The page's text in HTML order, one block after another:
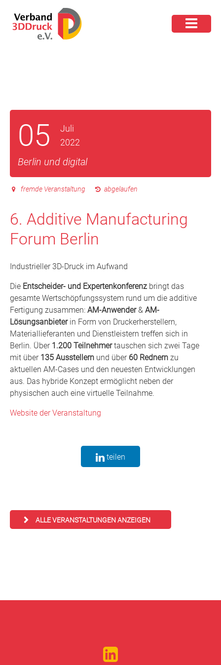
05
Juli
2022
Berlin und digital
fremde Veranstaltung abgelaufen
6. Additive Manufacturing
Forum Berlin
Industrieller 3D-Druck im Aufwand
Die Entscheider- und Expertenkonferenz bringt das
gesamte Wertschöpfungssystem rund um die additive
Fertigung zusammen: AM-Anwender& AM-
Lösungsanbieterin Form von Druckerherstellern,
Materiallieferanten und Dienstleistern treffen sich in
Berlin. Über 1.200 Teilnehmertauschen sich zwei Tage
mit über 135 Ausstellern und über 60 Rednern zu
aktuellen AM-Cases und den neuesten Entwicklungen
aus. Das hybride Konzept ermöglicht neben der
physischen auch eine virtuelle Teilnahme.
Website der Veranstaltung
teilen
ALLE VERANSTALTUNGEN ANZEIGEN